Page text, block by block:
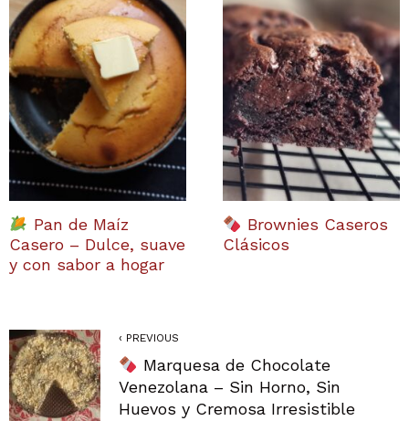
Pan de Maíz
Casero – Dulce, suave
y con sabor a hogar
Brownies Caseros
Clásicos
‹ PREVIOUS
Marquesa de Chocolate
Venezolana – Sin Horno, Sin
Huevos y Cremosa Irresistible